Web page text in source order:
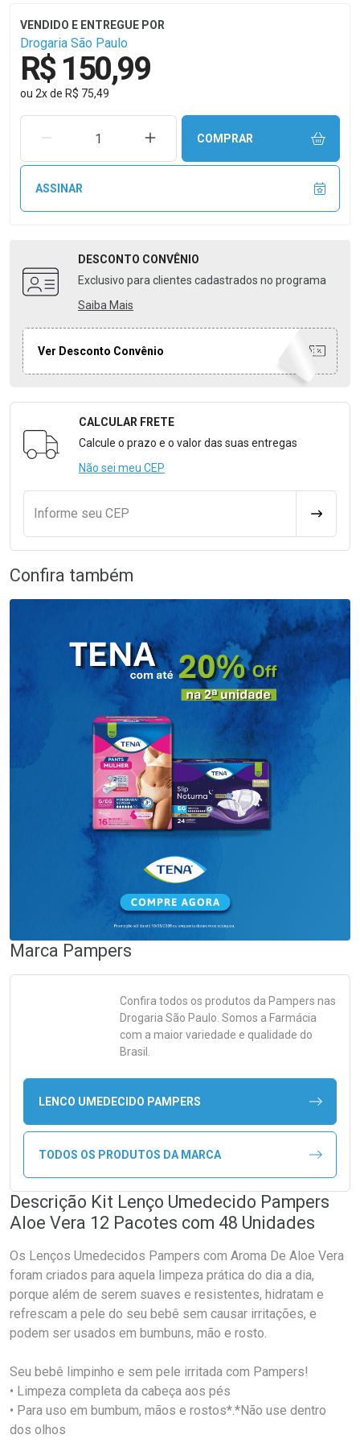
Drogaria São Paulo
R$ 150,99
ou 2xde R$ 75,49
REMOVER UMA UNIDADEAUMENTAR UMA UNIDADE
COMPRAR
ASSINAR
DESCONTO CONVÊNIO
Exclusivo para clientes cadastrados no programa
Saiba Mais
Ver Desconto Convênio
Formulário para Calcular o Frete
CALCULAR FRETE
Calcule o prazo e o valor das suas entregas
Não sei meu CEP
Informe seu CEP
Confira também
Marca Pampers
Confira todos os produtos da Pampers nas
Drogaria São Paulo. Somos a Farmácia
com a maior variedade e qualidade do
Brasil.
LENCO UMEDECIDO PAMPERS
TODOS OS PRODUTOS DA MARCA
Descrição Kit Lenço Umedecido Pampers
Aloe Vera 12 Pacotes com 48 Unidades
Os Lenços Umedecidos Pampers com Aroma De Aloe Vera
foram criados para aquela limpeza prática do dia a dia,
porque além de serem suaves e resistentes, hidratam e
refrescam a pele do seu bebê sem causar irritações, e
podem ser usados em bumbuns, mão e rosto.
Seu bebê limpinho e sem pele irritada com Pampers!
• Limpeza completa da cabeça aos pés
• Para uso em bumbum, mãos e rostos*.*Não use dentro
dos olhos